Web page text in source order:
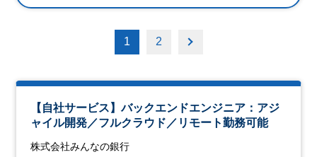
1 2
【自社サービス】バックエンドエンジニア：アジ
ャイル開発／フルクラウド／リモート勤務可能
株式会社みんなの銀行